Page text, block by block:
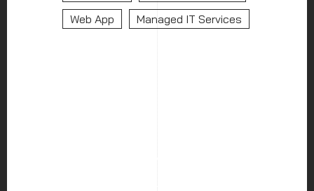
Web App
Managed IT Services